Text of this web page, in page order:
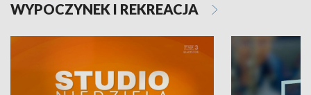
WYPOCZYNEK I REKREACJA